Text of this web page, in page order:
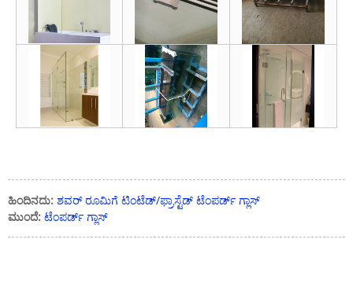
ಹಿಂದಿನದು: ಶವರ್ ರೂಮಿಗೆ ಟಿಂಟೆಡ್/ಫ್ರಾಸ್ಟೆಡ್ ಟೆಂಪರ್ಡ್ ಗ್ಲಾಸ್
ಮುಂದೆ: ಟೆಂಪರ್ಡ್ ಗ್ಲಾಸ್